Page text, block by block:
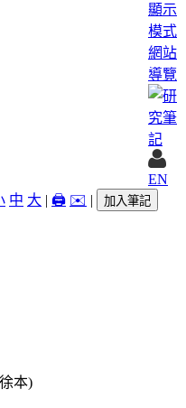
顯示
模式
網站
導覽
EN
中 大 | 🖨️ ✉️ | 加入筆記
本)